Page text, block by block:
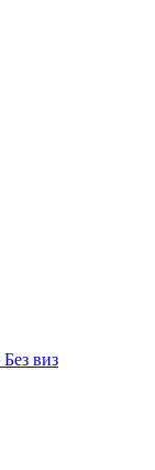
Без виз